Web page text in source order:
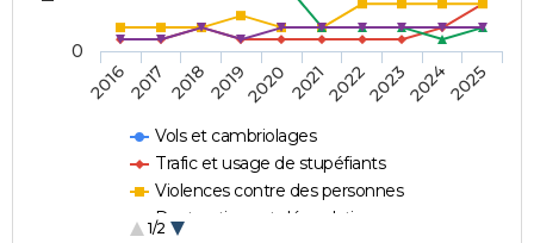
Vols et cambriolages
Trafic et usage de stupéfiants
Violences contre des personnes
Destructions et dégradations
1/2
20162017 20182019202020212022202320242025
0